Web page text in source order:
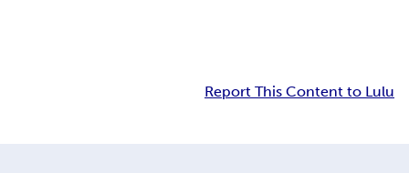
Report This Content to Lulu